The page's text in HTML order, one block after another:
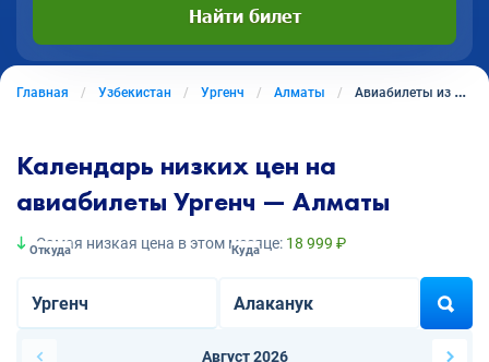
Найти билет
Главная Узбекистан Ургенч Алматы Авиабилеты из Ургенча в Алматы
Календарь низких цен на
авиабилеты Ургенч — Алматы
Самая низкая цена в этом месяце: 18 999 ₽
Откуда Куда
Август 2026